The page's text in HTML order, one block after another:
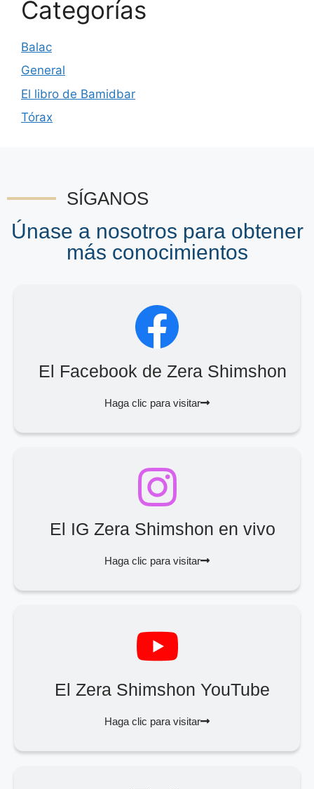
Categorías
Balac
General
El libro de Bamidbar
Tórax
SÍGANOS
Únase a nosotros para obtener
más conocimientos
El Facebook de Zera Shimshon
Haga clic para visitar
El IG Zera Shimshon en vivo
Haga clic para visitar
El Zera Shimshon YouTube
Haga clic para visitar